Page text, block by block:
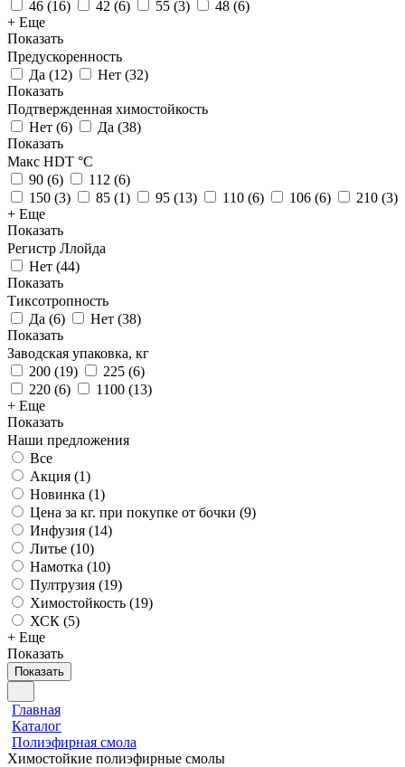
46 (16) 42 (6) 55 (3) 48 (6)
+ Еще
Показать
Предускоренность
Да (12) Нет (32)
Показать
Подтвержденная химостойкость
Нет (6) Да (38)
Показать
Макс HDT °С
90 (6) 112 (6)
150 (3) 85 (1) 95 (13) 110 (6) 106 (6) 210 (3)
+ Еще
Показать
Регистр Ллойда
Нет (44)
Показать
Тиксотропность
Да (6) Нет (38)
Показать
Заводская упаковка, кг
200 (19) 225 (6)
220 (6) 1100 (13)
+ Еще
Показать
Наши предложения
Все
Акция (1)
Новинка (1)
Цена за кг. при покупке от бочки (9)
Инфузия (14)
Литье (10)
Намотка (10)
Пултрузия (19)
Химостойкость (19)
ХСК (5)
+ Еще
Показать
Показать
Главная
Каталог
Полиэфирная смола
Химостойкие полиэфирные смолы